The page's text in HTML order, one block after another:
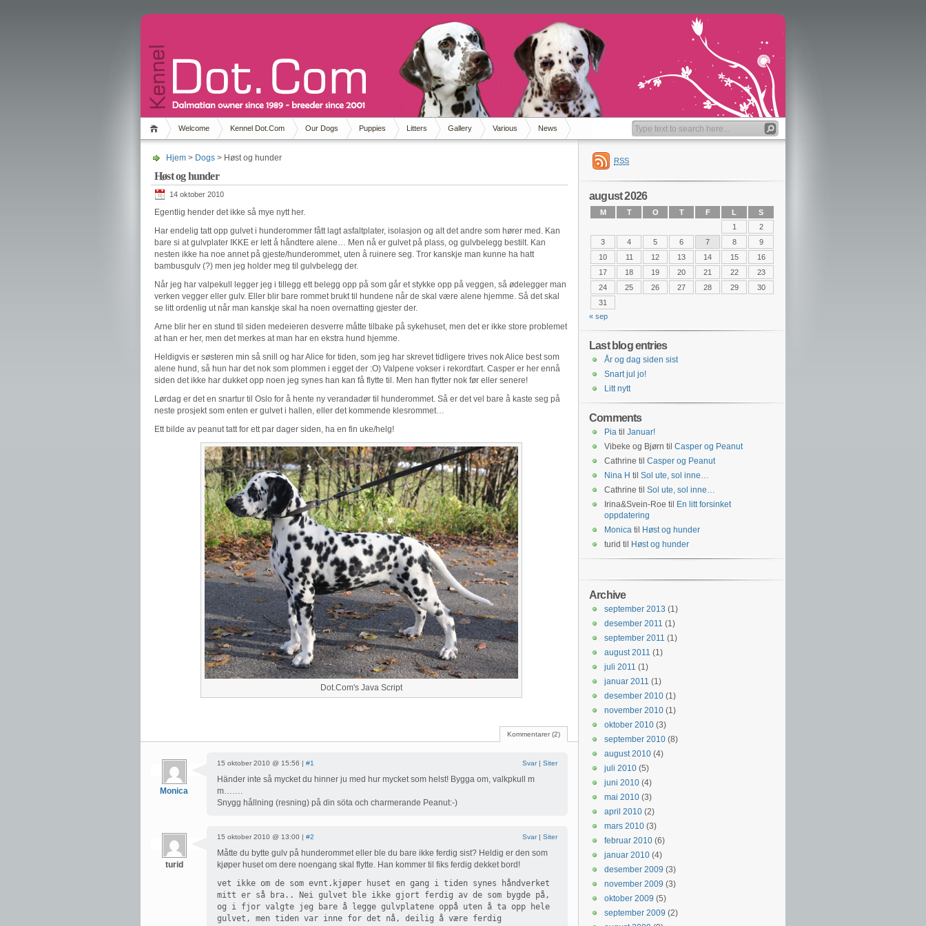
Welcome Kennel Dot.Com Our Dogs Puppies Litters Gallery Various News
Hjem > Dogs > Høst og hunder
Høst og hunder
14 oktober 2010
Egentlig hender det ikke så mye nytt her.
Har endelig tatt opp gulvet i hunderommer fått lagt asfaltplater, isolasjon og alt det andre som hører med. Kan
bare si at gulvplater IKKE er lett å håndtere alene… Men nå er gulvet på plass, og gulvbelegg bestilt. Kan
nesten ikke ha noe annet på gjeste/hunderommet, uten å ruinere seg. Tror kanskje man kunne ha hatt
bambusgulv (?) men jeg holder meg til gulvbelegg der.
Når jeg har valpekull legger jeg i tillegg ett belegg opp på som går et stykke opp på veggen, så ødelegger man
verken vegger eller gulv. Eller blir bare rommet brukt til hundene når de skal være alene hjemme. Så det skal
se litt ordenlig ut når man kanskje skal ha noen overnatting gjester der.
Arne blir her en stund til siden medeieren desverre måtte tilbake på sykehuset, men det er ikke store problemet
at han er her, men det merkes at man har en ekstra hund hjemme.
Heldigvis er søsteren min så snill og har Alice for tiden, som jeg har skrevet tidligere trives nok Alice best som
alene hund, så hun har det nok som plommen i egget der :O) Valpene vokser i rekordfart. Casper er her ennå
siden det ikke har dukket opp noen jeg synes han kan få flytte til. Men han flytter nok før eller senere!
Lørdag er det en snartur til Oslo for å hente ny verandadør til hunderommet. Så er det vel bare å kaste seg på
neste prosjekt som enten er gulvet i hallen, eller det kommende klesrommet…
Ett bilde av peanut tatt for ett par dager siden, ha en fin uke/helg!
Dot.Com's Java Script
Kommentarer (2)
Monica
15 oktober 2010 @ 15:56 | #1 Svar| Siter
Händer inte så mycket du hinner ju med hur mycket som helst! Bygga om, valkpkull m
m…….
Snygg hållning (resning) på din söta och charmerande Peanut:-)
turid
15 oktober 2010 @ 13:00 | #2 Svar| Siter
Måtte du bytte gulv på hunderommet eller ble du bare ikke ferdig sist? Heldig er den som
kjøper huset om dere noengang skal flytte. Han kommer til fiks ferdig dekket bord!
vet ikke om de som evnt.kjøper huset en gang i tiden synes håndverket
mitt er så bra.. Nei gulvet ble ikke gjort ferdig av de som bygde på,
og i fjor valgte jeg bare å legge gulvplatene oppå uten å ta opp hele
gulvet, men tiden var inne for det nå, deilig å være ferdig
RSS
august 2026
M T O T F L
S
1
2
3
4 5 6 7 8
9
10
11 12 13 14 15
16
17
18 19 20 21 22
23
24
25 26 27 28 29
30
31
« sep
Last blog entries
År og dag siden sist
Snart jul jo!
Litt nytt
Comments
Pia til Januar!
Vibeke og Bjørn til Casper og Peanut
Cathrine til Casper og Peanut
Nina H til Sol ute, sol inne…
Cathrine til Sol ute, sol inne…
Irina&Svein-Roe til
En litt forsinket
oppdatering
Monica til
Høst og hunder
turid til Høst og hunder
Archive
september 2013 (1)
desember 2011 (1)
september 2011 (1)
august 2011 (1)
juli 2011 (1)
januar 2011 (1)
desember 2010 (1)
november 2010 (1)
oktober 2010 (3)
september 2010 (8)
august 2010 (4)
juli 2010 (5)
juni 2010 (4)
mai 2010 (3)
april 2010 (2)
mars 2010 (3)
februar 2010 (6)
januar 2010 (4)
desember 2009 (3)
november 2009 (3)
oktober 2009 (5)
september 2009 (2)